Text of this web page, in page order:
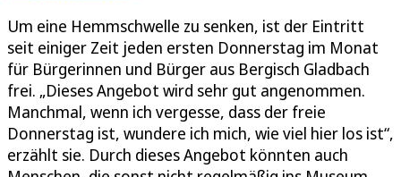
Um eine Hemmschwelle zu senken, ist der Eintritt
seit einiger Zeit jeden ersten Donnerstag im Monat
für Bürgerinnen und Bürger aus Bergisch Gladbach
frei. „Dieses Angebot wird sehr gut angenommen.
Manchmal, wenn ich vergesse, dass der freie
Donnerstag ist, wundere ich mich, wie viel hier los ist“,
erzählt sie. Durch dieses Angebot könnten auch